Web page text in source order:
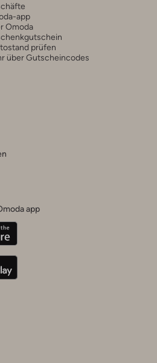
app
Omoda
prüfen
über Gutscheincodes
app